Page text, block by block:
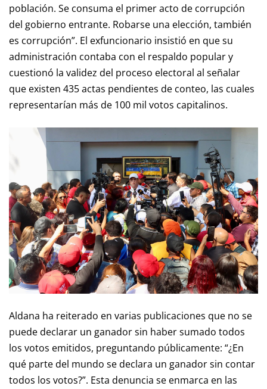
población. Se consuma el primer acto de corrupción
del gobierno entrante. Robarse una elección, también
es corrupción”. El exfuncionario insistió en que su
administración contaba con el respaldo popular y
cuestionó la validez del proceso electoral al señalar
que existen 435 actas pendientes de conteo, las cuales
representarían más de 100 mil votos capitalinos.
Aldana ha reiterado en varias publicaciones que no se
puede declarar un ganador sin haber sumado todos
los votos emitidos, preguntando públicamente: “¿En
qué parte del mundo se declara un ganador sin contar
todos los votos?”. Esta denuncia se enmarca en las